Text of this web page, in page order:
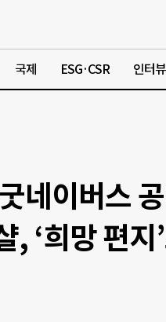
국제 ESG·CSR 인터뷰
네이버스
‘희망 편지